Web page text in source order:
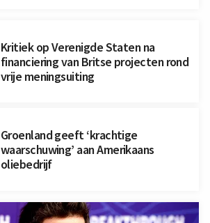
Kritiek op Verenigde Staten na
financiering van Britse projecten rond
vrije meningsuiting
Groenland geeft ‘krachtige
waarschuwing’ aan Amerikaans
oliebedrijf